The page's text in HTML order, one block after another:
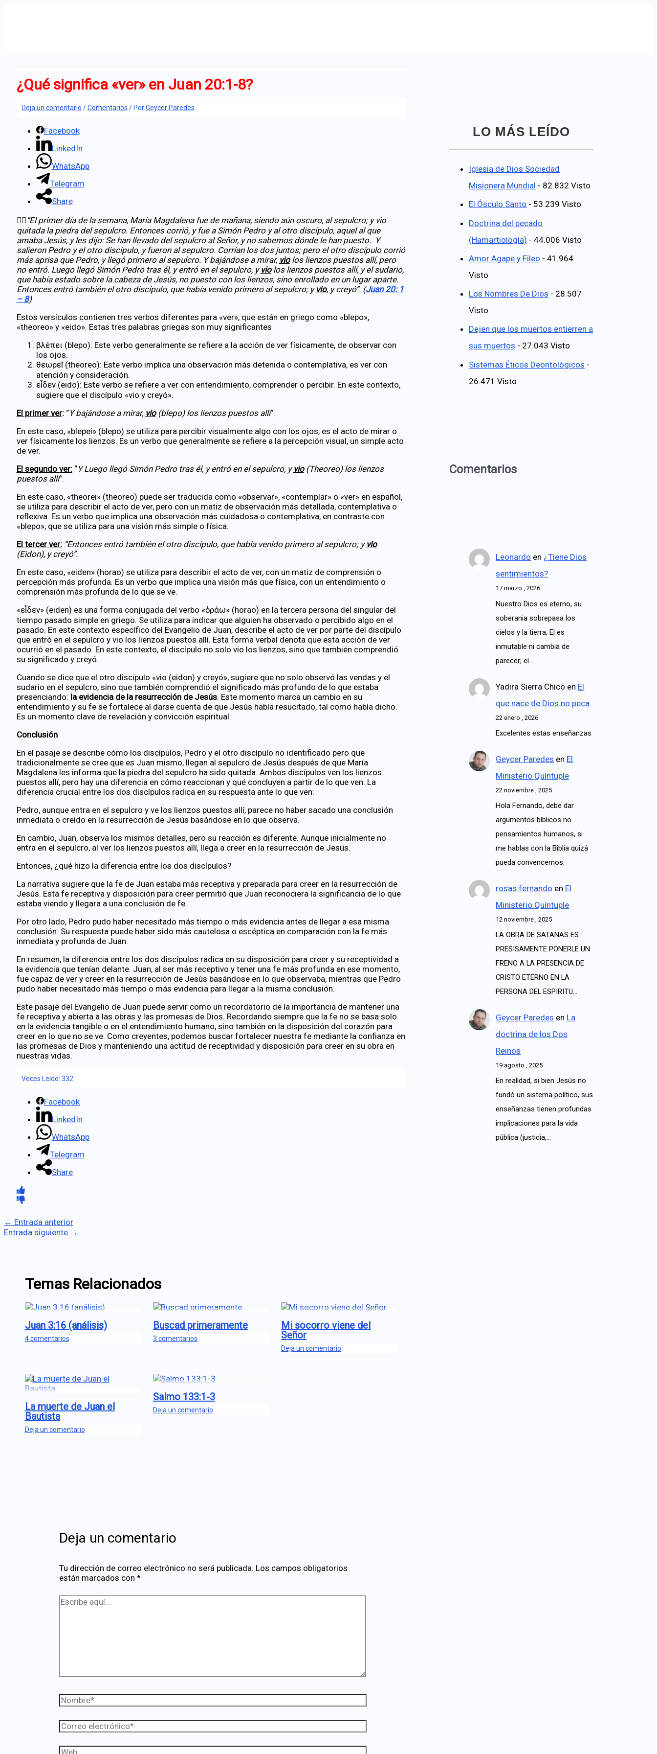
¿Qué significa «ver» en Juan 20:1-8?
Deja un comentario /Comentarios / PorGeycer Paredes
Facebook
LinkedIn
WhatsApp
Telegram
Share
✍🏻 “El primer día de la semana, María Magdalena fue de mañana, siendo aún oscuro, al sepulcro; y vio
quitada la piedra del sepulcro. Entonces corrió, y fue a Simón Pedro y al otro discípulo, aquel al que
amaba Jesús, y les dijo: Se han llevado del sepulcro al Señor, y no sabemos dónde le han puesto. Y
salieron Pedro y el otro discípulo, y fueron al sepulcro. Corrían los dos juntos; pero el otro discípulo corrió
más aprisa que Pedro, y llegó primero al sepulcro. Y bajándose a mirar, violos lienzos puestos allí, pero
no entró. Luego llegó Simón Pedro tras él, y entró en el sepulcro, y violos lienzos puestos allí, y el sudario,
que había estado sobre la cabeza de Jesús, no puesto con los lienzos, sino enrollado en un lugar aparte.
Entonces entró también el otro discípulo, que había venido primero al sepulcro; y vio, y creyó”. (Juan 20: 1
– 8)
Estos versículos contienen tres verbos diferentes para «ver», que están en griego como «blepo»,
«theoreo» y «eido». Estas tres palabras griegas son muy significantes
βλέπει (blepo): Este verbo generalmente se refiere a la acción de ver físicamente, de observar con
los ojos.
θεωρεῖ (theoreo): Este verbo implica una observación más detenida o contemplativa, es ver con
atención y consideración.
εἶδεν (eido): Este verbo se refiere a ver con entendimiento, comprender o percibir. En este contexto,
sugiere que el discípulo «vio y creyó».
El primer ver:“Y bajándose a mirar, vio(blepo) los lienzos puestos allí”.
En este caso, «blepei» (blepo) se utiliza para percibir visualmente algo con los ojos, es el acto de mirar o
ver físicamente los lienzos. Es un verbo que generalmente se refiere a la percepción visual, un simple acto
de ver.
El segundo ver:“Y Luego llegó Simón Pedro tras él, y entró en el sepulcro, y vio(Theoreo) los lienzos
puestos allí”.
En este caso, «theorei» (theoreo) puede ser traducida como «observar», «contemplar» o «ver» en español,
se utiliza para describir el acto de ver, pero con un matiz de observación más detallada, contemplativa o
reflexiva. Es un verbo que implica una observación más cuidadosa o contemplativa, en contraste con
«blepo», que se utiliza para una visión más simple o física.
El tercer ver: “Entonces entró también el otro discípulo, que había venido primero al sepulcro; y vio
(Eidon), y creyó”.
En este caso, «eiden» (horao) se utiliza para describir el acto de ver, con un matiz de comprensión o
percepción más profunda. Es un verbo que implica una visión más que física, con un entendimiento o
comprensión más profunda de lo que se ve.
«εἶδεν» (eiden) es una forma conjugada del verbo «ὁράω» (horao) en la tercera persona del singular del
tiempo pasado simple en griego. Se utiliza para indicar que alguien ha observado o percibido algo en el
pasado. En este contexto específico del Evangelio de Juan, describe el acto de ver por parte del discípulo
que entró en el sepulcro y vio los lienzos puestos allí. Esta forma verbal denota que esta acción de ver
ocurrió en el pasado. En este contexto, el discípulo no solo vio los lienzos, sino que también comprendió
su significado y creyó.
Cuando se dice que el otro discípulo «vio (eidon) y creyó», sugiere que no solo observó las vendas y el
sudario en el sepulcro, sino que también comprendió el significado más profundo de lo que estaba
presenciando: la evidencia de la resurrección de Jesús. Este momento marca un cambio en su
entendimiento y su fe se fortalece al darse cuenta de que Jesús había resucitado, tal como había dicho.
Es un momento clave de revelación y convicción espiritual.
Conclusión
En el pasaje se describe cómo los discípulos, Pedro y el otro discípulo no identificado pero que
tradicionalmente se cree que es Juan mismo, llegan al sepulcro de Jesús después de que María
Magdalena les informa que la piedra del sepulcro ha sido quitada. Ambos discípulos ven los lienzos
puestos allí, pero hay una diferencia en cómo reaccionan y qué concluyen a partir de lo que ven. La
diferencia crucial entre los dos discípulos radica en su respuesta ante lo que ven:
Pedro, aunque entra en el sepulcro y ve los lienzos puestos allí, parece no haber sacado una conclusión
inmediata o creído en la resurrección de Jesús basándose en lo que observa.
En cambio, Juan, observa los mismos detalles, pero su reacción es diferente. Aunque inicialmente no
entra en el sepulcro, al ver los lienzos puestos allí, llega a creer en la resurrección de Jesús.
Entonces, ¿qué hizo la diferencia entre los dos discípulos?
La narrativa sugiere que la fe de Juan estaba más receptiva y preparada para creer en la resurrección de
Jesús. Esta fe receptiva y disposición para creer permitió que Juan reconociera la significancia de lo que
estaba viendo y llegara a una conclusión de fe.
Por otro lado, Pedro pudo haber necesitado más tiempo o más evidencia antes de llegar a esa misma
conclusión. Su respuesta puede haber sido más cautelosa o escéptica en comparación con la fe más
inmediata y profunda de Juan.
En resumen, la diferencia entre los dos discípulos radica en su disposición para creer y su receptividad a
la evidencia que tenían delante. Juan, al ser más receptivo y tener una fe más profunda en ese momento,
fue capaz de ver y creer en la resurrección de Jesús basándose en lo que observaba, mientras que Pedro
pudo haber necesitado más tiempo o más evidencia para llegar a la misma conclusión.
Este pasaje del Evangelio de Juan puede servir como un recordatorio de la importancia de mantener una
fe receptiva y abierta a las obras y las promesas de Dios. Recordando siempre que la fe no se basa solo
en la evidencia tangible o en el entendimiento humano, sino también en la disposición del corazón para
creer en lo que no se ve. Como creyentes, podemos buscar fortalecer nuestra fe mediante la confianza en
las promesas de Dios y manteniendo una actitud de receptividad y disposición para creer en su obra en
nuestras vidas.
Veces Leído: 332
Facebook
LinkedIn
WhatsApp
Telegram
Share
← Entrada anterior
Entrada siguiente →
Temas Relacionados
Juan 3:16 (análisis)
4 comentarios
Buscad primeramente
3 comentarios
Mi socorro viene del
Señor
Deja un comentario
La muerte de Juan el
Bautista
Deja un comentario
Salmo 133:1-3
Deja un comentario
Deja un comentario
Tu dirección de correo electrónico no será publicada. Los campos obligatorios
están marcados con*
Escribe
Nombre*
Correo
electrónico*
Web
LO MÁS LEÍDO
Iglesia de Dios Sociedad
Misionera Mundial - 82.832 Visto
El Ósculo Santo - 53.239 Visto
Doctrina del pecado
(Hamartiología) - 44.006 Visto
Amor Agape y Fileo - 41.964
Visto
Los Nombres De Dios - 28.507
Visto
Dejen que los muertos entierren a
sus muertos - 27.043 Visto
Sistemas Éticos Deontológicos -
26.471 Visto
Comentarios
Leonardo en ¿Tiene Dios
sentimientos?
17 marzo , 2026
Nuestro Dios es eterno, su
soberania sobrepasa los
cielos y la tierra, El es
inmutable ni cambia de
parecer; el…
Yadira Sierra Chico en El
que nace de Dios no peca
22 enero , 2026
Excelentes estas enseñanzas
Geycer Paredes en El
Ministerio Quíntuple
22 noviembre , 2025
Hola Fernando, debe dar
argumentos bíblicos no
pensamientos humanos, si
me hablas con la Biblia quizá
pueda convencernos.
rosas fernando en El
Ministerio Quíntuple
12 noviembre , 2025
LA OBRA DE SATANAS ES
PRESISAMENTE PONERLE UN
FRENO A LA PRESENCIA DE
CRISTO ETERNO EN LA
PERSONA DEL ESPIRITU…
Geycer Paredes en La
doctrina de los Dos
Reinos
19 agosto , 2025
En realidad, si bien Jesús no
fundó un sistema político, sus
enseñanzas tienen profundas
implicaciones para la vida
pública (justicia,…